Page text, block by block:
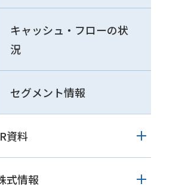
キャッシュ・フローの状
況
セグメント情報
資料
式情報